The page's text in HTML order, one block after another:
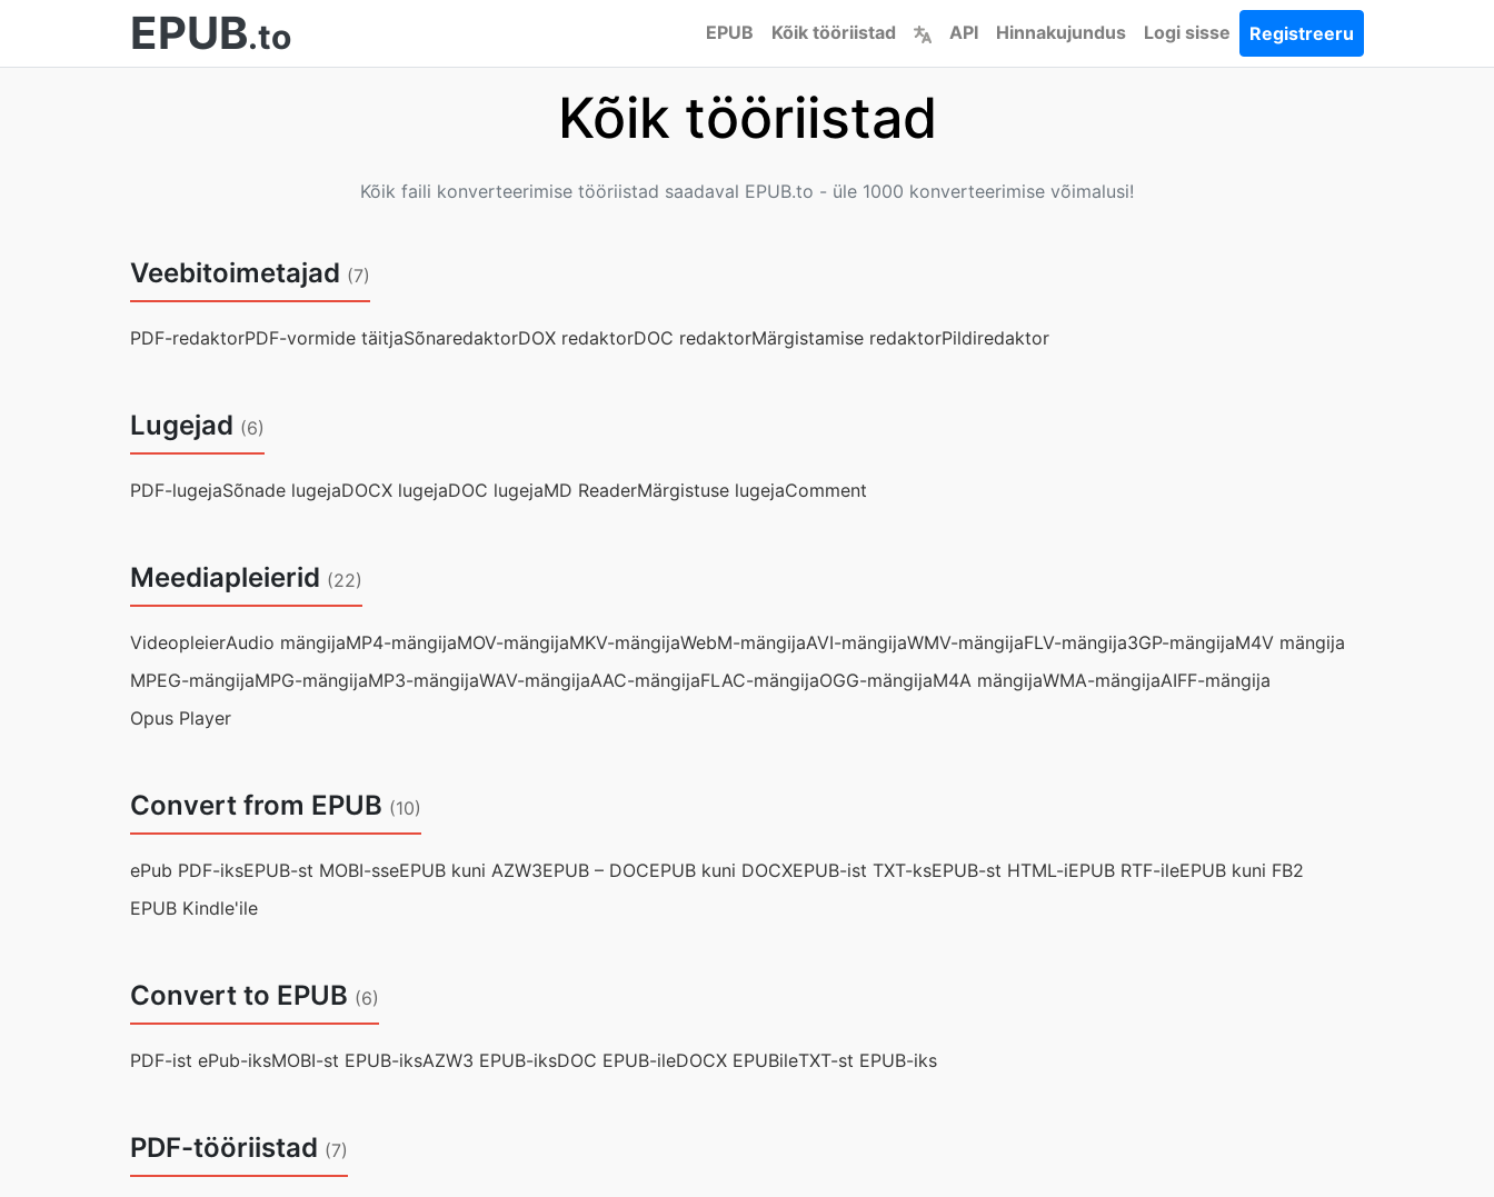
EPUB.to EPUB Kõik tööriistad API Hinnakujundus Logi sisse Registreeru
Kõik tööriistad
Kõik faili konverteerimise tööriistad saadaval EPUB.to - üle 1000 konverteerimise võimalusi!
Veebitoimetajad (7)
PDF-redaktorPDF-vormide täitjaSõnaredaktorDOX redaktorDOC redaktorMärgistamise redaktorPildiredaktor
Lugejad (6)
PDF-lugejaSõnade lugejaDOCX lugejaDOC lugejaMD ReaderMärgistuse lugejaComment
Meediapleierid (22)
VideopleierAudio mängijaMP4-mängijaMOV-mängijaMKV-mängijaWebM-mängijaAVI-mängijaWMV-mängijaFLV-mängija3GP-mängijaM4V mängija
MPEG-mängijaMPG-mängijaMP3-mängijaWAV-mängijaAAC-mängijaFLAC-mängijaOGG-mängijaM4A mängijaWMA-mängijaAIFF-mängija
Opus Player
Convert from EPUB (10)
ePub PDF-iksEPUB-st MOBI-sseEPUB kuni AZW3EPUB – DOCEPUB kuni DOCXEPUB-ist TXT-ksEPUB-st HTML-iEPUB RTF-ileEPUB kuni FB2
EPUB Kindle'ile
Convert to EPUB (6)
PDF-ist ePub-iksMOBI-st EPUB-iksAZW3 EPUB-iksDOC EPUB-ileDOCX EPUBileTXT-st EPUB-iks
PDF-tööriistad (7)